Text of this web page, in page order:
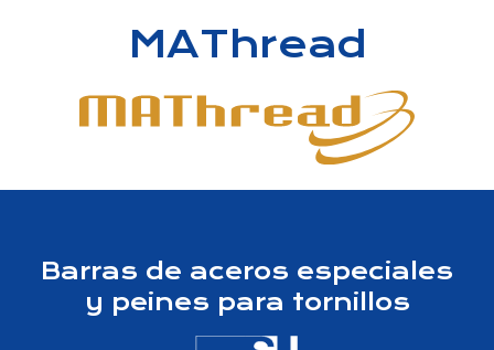
MAThread
Barras de aceros especiales
y peines para tornillos